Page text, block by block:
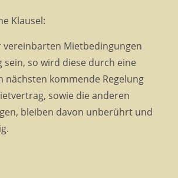
Klausel:
vereinbarten Mietbedingungen
so wird diese durch eine
nächsten kommende Regelung
sowie die anderen
bleiben davon unberührt und